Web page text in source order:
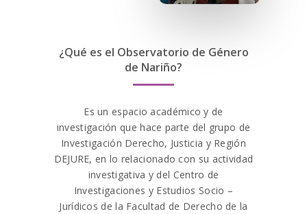
¿Qué es el Observatorio de Género
de Nariño?
Es un espacio académico y de
investigación que hace parte del grupo de
Investigación Derecho, Justicia y Región
DEJURE, en lo relacionado con su actividad
investigativa y del Centro de
Investigaciones y Estudios Socio –
Jurídicos de la Facultad de Derecho de la